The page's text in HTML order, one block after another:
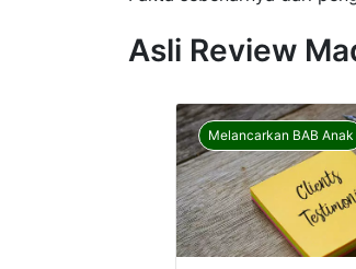
Asli Review
Melancarkan BAB Anak